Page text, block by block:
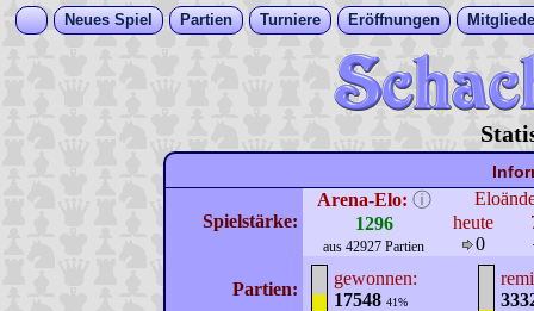
Neues Spiel Partien Turniere Eröffnungen
Spielstärke:
Arena-Elo: ⓘ
1296
aus 42927 Partien
heute
0
Partien:
gewonnen:
17548 41%